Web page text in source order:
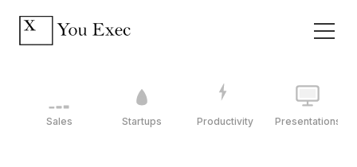
Sales Startups Productivity Presentations